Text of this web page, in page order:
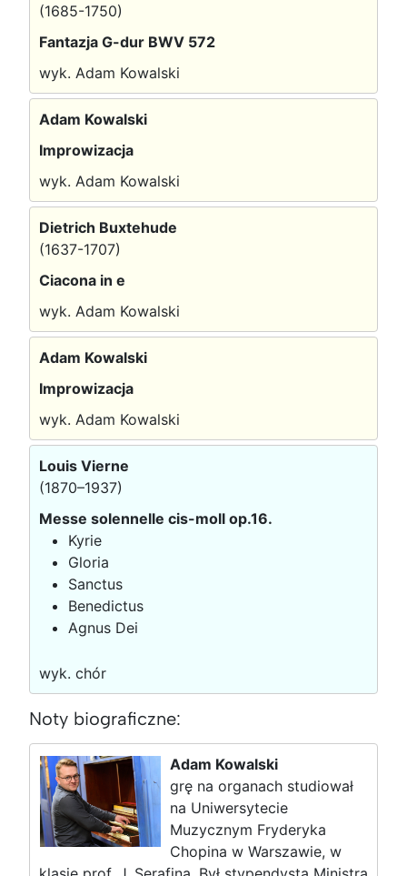
(1685-1750)
Fantazja G-dur BWV 572
wyk. Adam Kowalski
Adam Kowalski
Improwizacja
wyk. Adam Kowalski
Dietrich Buxtehude
(1637-1707)
Ciacona in e
wyk. Adam Kowalski
Adam Kowalski
Improwizacja
wyk. Adam Kowalski
Louis Vierne
(1870–1937)
Messe solennelle cis-moll op.16.
Kyrie
Gloria
Sanctus
Benedictus
Agnus Dei
wyk. chór
Noty biograficzne:
Adam Kowalski
grę na organach studiował
na Uniwersytecie
Muzycznym Fryderyka
Chopina w Warszawie, w